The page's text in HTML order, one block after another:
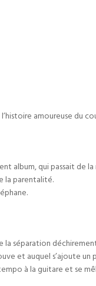
amoureuse du
album, qui passait de
la parentalité.
la séparation
et auquel s’ajoute
à la guitare et se